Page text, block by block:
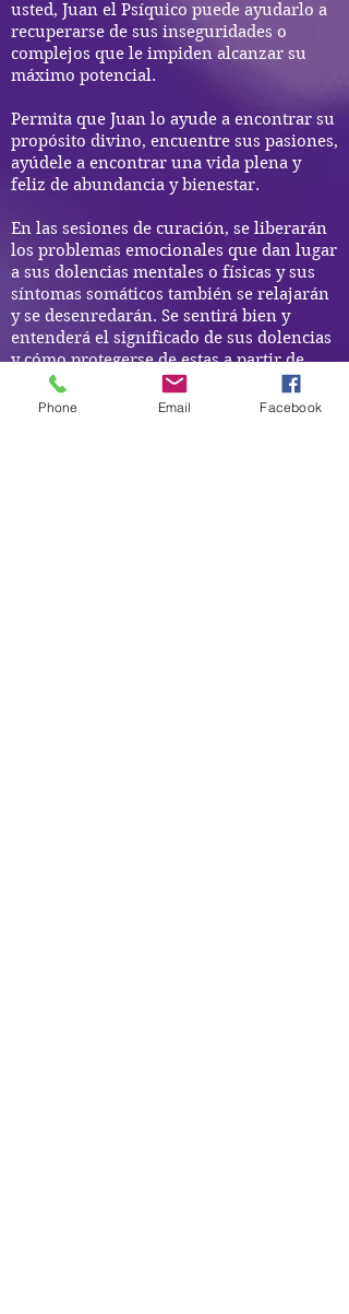
usted, Juan el Psíquico puede ayudarlo a
recuperarse de sus inseguridades o
complejos que le impiden alcanzar su
máximo potencial.
Permita que Juan lo ayude a encontrar su
propósito divino, encuentre sus pasiones,
ayúdele a encontrar una vida plena y
feliz de abundancia y bienestar.
En las sesiones de curación, se liberarán
los problemas emocionales que dan lugar
a sus dolencias mentales o físicas y sus
síntomas somáticos también se relajarán
y se desenredarán. Se sentirá bien y
entenderá el significado de sus dolencias
y cómo protegerse de estas a partir de
ahora. Juan te enseñará cómo atraer
mejor las cosas que deseas y necesitas,
Phone Email Facebook